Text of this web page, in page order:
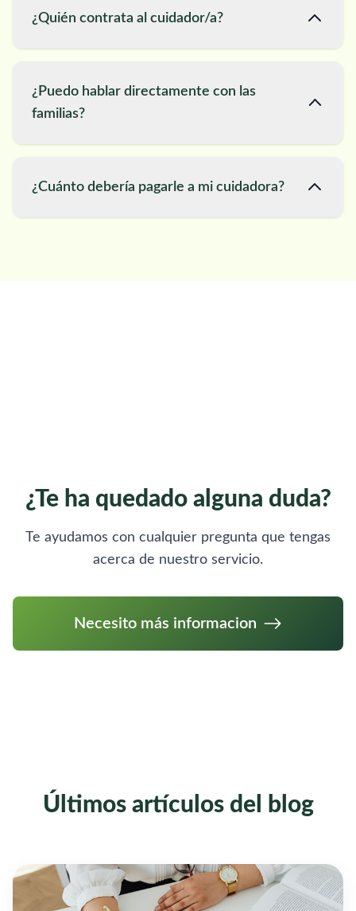
¿Quién contrata al cuidador/a?
¿Puedo hablar directamente con las
familias?
¿Cuánto debería pagarle a mi cuidadora?
¿Te ha quedado alguna duda?
Te ayudamos con cualquier pregunta que tengas
acerca de nuestro servicio.
Necesito más informacion
Últimos artículos del blog